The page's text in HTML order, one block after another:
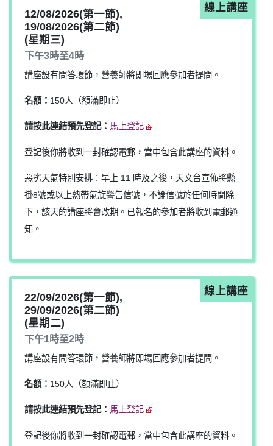
線上講座
12/08/2026(第一節),
19/08/2026(第二節)
(星期三)
下午3時至4時
講座設有問答環節，營養師將即場回應參加者提問。
名額： 150人（額滿即止）
請按此連結預先登記： 馬上登記
登記後你將收到一封確認電郵，當中包含此講座的資料。
惡劣天氣特別安排：早上 11 時及之後，天文台宣佈將懸
掛8號或以上熱帶氣旋警告信號，不論信號於任何時間除
下，該天的講座將會改期。已報名的參加者將收到電郵通
知。
線上講座
22/09/2026(第一節),
29/09/2026(第二節)
(星期二)
下午1時至2時
講座設有問答環節，營養師將即場回應參加者提問。
名額： 150人（額滿即止）
請按此連結預先登記： 馬上登記
登記後你將收到一封確認電郵，當中包含此講座的資料。